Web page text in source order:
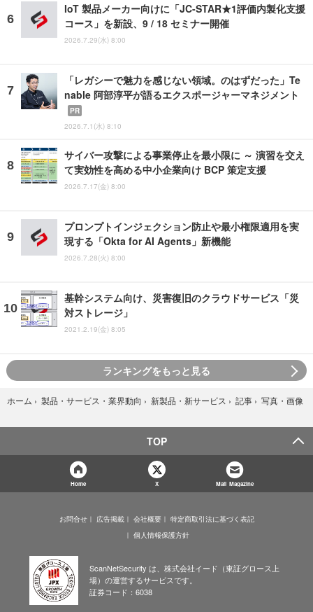
IoT 製品メーカー向けに「JC-STAR★1評価内製化支援
コース」を新設、9 / 18 セミナー開催
2026.7.29(水) 8:00
「レガシーで魅力を感じない領域。のはずだった」Te
nable 阿部淳平が語るエクスポージャーマネジメント
PR
2026.7.1(水) 8:10
サイバー攻撃による事業停止を最小限に ～ 演習を交え
て実効性を高める中小企業向け BCP 策定支援
2026.7.17(金) 8:00
プロンプトインジェクション防止や最小権限適用を実
現する「Okta for AI Agents」新機能
2026.7.28(火) 8:00
基幹システム向け、災害復旧のクラウドサービス「災
対ストレージ」
2021.2.19(金) 8:05
ランキングをもっと見る
ホーム › 製品・サービス・業界動向 › 新製品・新サービス › 記事 › 写真・画像
TOP
Home X Mail Magazine
お問合せ 広告掲載 会社概要
特定商取引法に基づく表記
個人情報保護方針
ScanNetSecurity は、株式会社イード（東証グロース上
場）の運営するサービスです。
証券コード：6038